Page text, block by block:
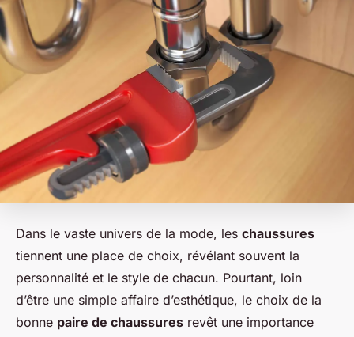
Dans le vaste univers de la mode, les chaussures
tiennent une place de choix, révélant souvent la
personnalité et le style de chacun. Pourtant, loin
d’être une simple affaire d’esthétique, le choix de la
bonne paire de chaussures revêt une importance